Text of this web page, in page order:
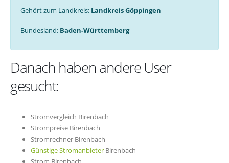
Gehört zum Landkreis: Landkreis Göppingen
Bundesland: Baden-Württemberg
Danach haben andere User
gesucht:
Stromvergleich Birenbach
Strompreise Birenbach
Stromrechner Birenbach
Günstige Stromanbieter Birenbach